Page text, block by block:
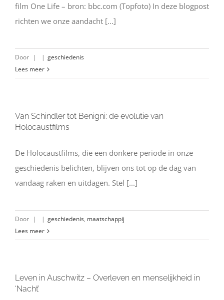
film One Life – bron: bbc.com (Topfoto) In deze blogpost
richten we onze aandacht [...]
Door | | geschiedenis
Lees meer
Van Schindler tot Benigni: de evolutie van
Holocaustfilms
De Holocaustfilms, die een donkere periode in onze
geschiedenis belichten, blijven ons tot op de dag van
vandaag raken en uitdagen. Stel [...]
Door | | geschiedenis, maatschappij
Lees meer
Leven in Auschwitz – Overleven en menselijkheid in
‘Nacht’